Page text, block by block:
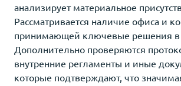
анализирует материальное
Рассматривается наличие офиса и
принимающей ключевые решения в
Дополнительно проверяются
внутренние регламенты и иные
которые подтверждают, что